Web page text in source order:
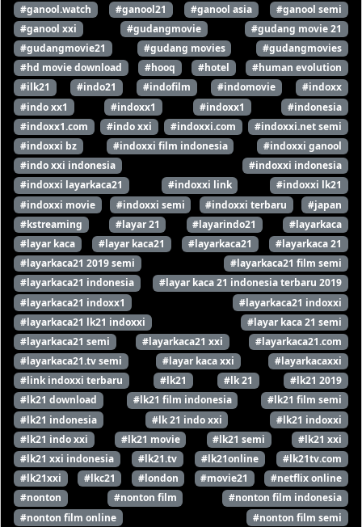
#ganool.watch
#ganool21 #ganool asia
#ganool semi
#ganool xxi
#gudangmovie
#gudang movie 21
#gudangmovie21
#gudang movies
#gudangmovies
#hd movie download
#hooq #hotel
#human evolution
#ilk21
#indo21 #indofilm #indomovie
#indoxx
#indo xx1
#indoxx1 #indoxx1
#indonesia
#indoxx1.com
#indo xxi #indoxxi.com
#indoxxi.net semi
#indoxxi bz
#indoxxi film indonesia
#indoxxi ganool
#indo xxi indonesia
#indoxxi indonesia
#indoxxi layarkaca21
#indoxxi link
#indoxxi lk21
#indoxxi movie
#indoxxi semi #indoxxi terbaru
#japan
#kstreaming
#layar 21 #layarindo21
#layarkaca
#layar kaca
#layar kaca21 #layarkaca21
#layarkaca 21
#layarkaca21 2019 semi
#layarkaca21 film semi
#layarkaca21 indonesia
#layar kaca 21 indonesia terbaru 2019
#layarkaca21 indoxx1
#layarkaca21 indoxxi
#layarkaca21 lk21 indoxxi
#layar kaca 21 semi
#layarkaca21 semi
#layarkaca21 xxi
#layarkaca21.com
#layarkaca21.tv semi
#layar kaca xxi
#layarkacaxxi
#link indoxxi terbaru
#lk21 #lk 21
#lk21 2019
#lk21 download
#lk21 film indonesia
#lk21 film semi
#lk21 indonesia
#lk 21 indo xxi
#lk21 indoxxi
#lk21 indo xxi
#lk21 movie #lk21 semi
#lk21 xxi
#lk21 xxi indonesia
#lk21.tv #lk21online
#lk21tv.com
#lk21xxi
#lkc21 #london #movie21
#netflix online
#nonton
#nonton film
#nonton film indonesia
#nonton film online
#nonton film semi